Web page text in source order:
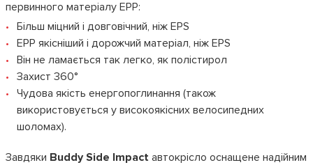
первинного матеріалу EPP:
Більш міцний і довговічний, ніж EPS
EPP якісніший і дорожчий матеріал, ніж EPS
Він не ламається так легко, як полістирол
Захист 360°
Чудова якість енергопоглинання (також
використовується у високоякісних велосипедних
шоломах).
Завдяки Buddy Side Impact автокрісло оснащене надійним